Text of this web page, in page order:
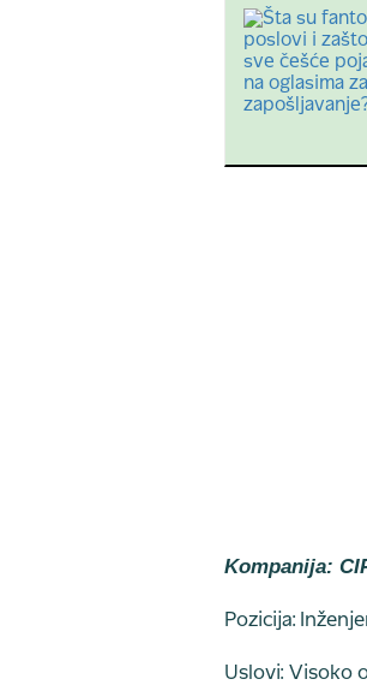
Kompanija:
Pozicija:
Uslovi: Visoko